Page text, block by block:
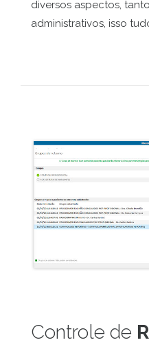
diversos aspectos,
administrativos, isso
Controle de